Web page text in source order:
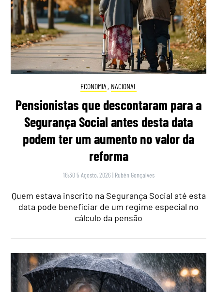
ECONOMIA , NACIONAL
Pensionistas que descontaram para a
Segurança Social antes desta data
podem ter um aumento no valor da
reforma
18:30 5 Agosto, 2026 | Rubén Gonçalves
Quem estava inscrito na Segurança Social até esta
data pode beneficiar de um regime especial no
cálculo da pensão